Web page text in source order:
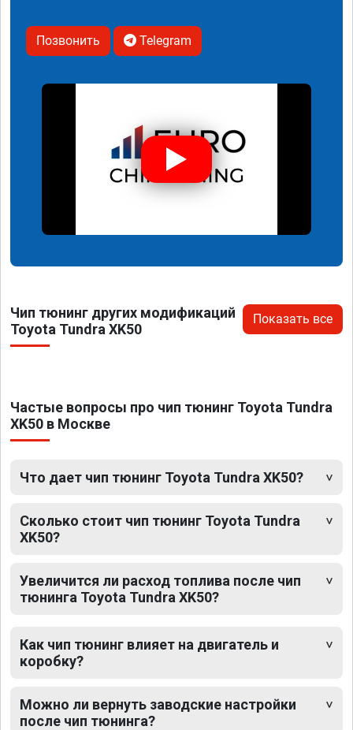
Позвонить Telegram
Чип тюнинг других модификаций
Toyota Tundra XK50
Показать все
Частые вопросы про чип тюнинг Toyota Tundra
XK50 в Москве
Что дает чип тюнинг Toyota Tundra XK50?
Сколько стоит чип тюнинг Toyota Tundra
XK50?
Увеличится ли расход топлива после чип
тюнинга Toyota Tundra XK50?
Как чип тюнинг влияет на двигатель и
коробку?
Можно ли вернуть заводские настройки
после чип тюнинга?